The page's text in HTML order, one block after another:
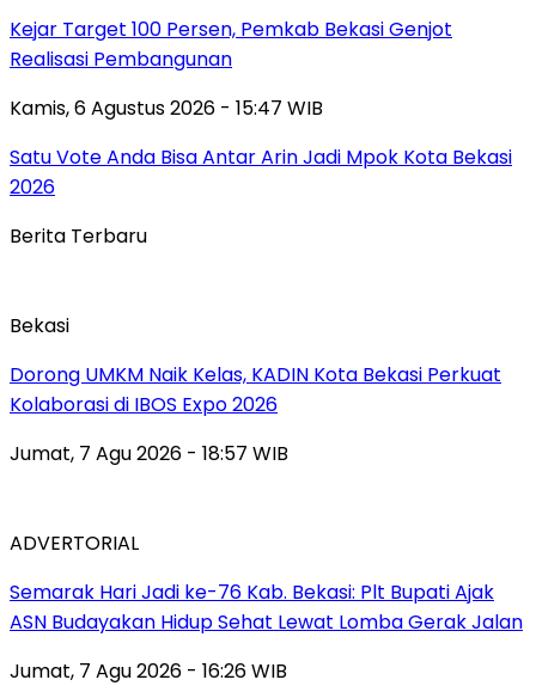
Kejar Target 100 Persen, Pemkab Bekasi Genjot
Realisasi Pembangunan
Kamis, 6 Agustus 2026 - 15:47 WIB
Satu Vote Anda Bisa Antar Arin Jadi Mpok Kota Bekasi
2026
Berita Terbaru
Bekasi
Dorong UMKM Naik Kelas, KADIN Kota Bekasi Perkuat
Kolaborasi di IBOS Expo 2026
Jumat, 7 Agu 2026 - 18:57 WIB
ADVERTORIAL
‎Semarak Hari Jadi ke-76 Kab. Bekasi: Plt Bupati Ajak
ASN Budayakan Hidup Sehat Lewat Lomba Gerak Jalan
Jumat, 7 Agu 2026 - 16:26 WIB